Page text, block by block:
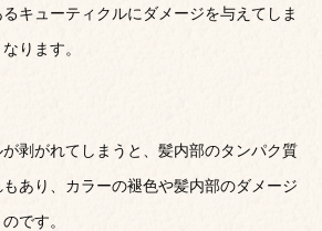
キューティクルにダメージを与えてしま
ります。
剥がれてしまうと、髪内部のタンパク質
あり、カラーの褪色や髪内部のダメージ
です。